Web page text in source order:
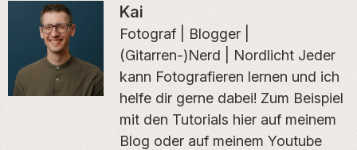
Kai
Fotograf | Blogger |
(Gitarren-)Nerd | Nordlicht Jeder
kann Fotografieren lernen und ich
helfe dir gerne dabei! Zum Beispiel
mit den Tutorials hier auf meinem
Blog oder auf meinem Youtube